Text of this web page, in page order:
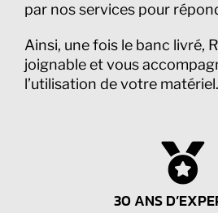
par nos services pour
Ainsi, une fois le banc livré,
joignable et vous
l’utilisation de votre matériel.
30 ANS